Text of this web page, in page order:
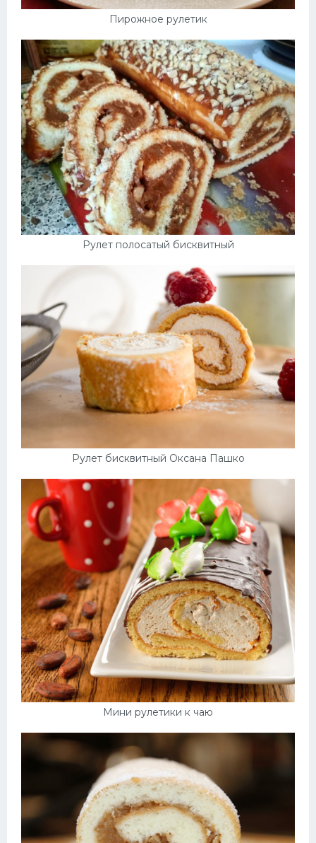
Пирожное рулетик
Рулет полосатый бисквитный
Рулет бисквитный Оксана Пашко
Мини рулетики к чаю